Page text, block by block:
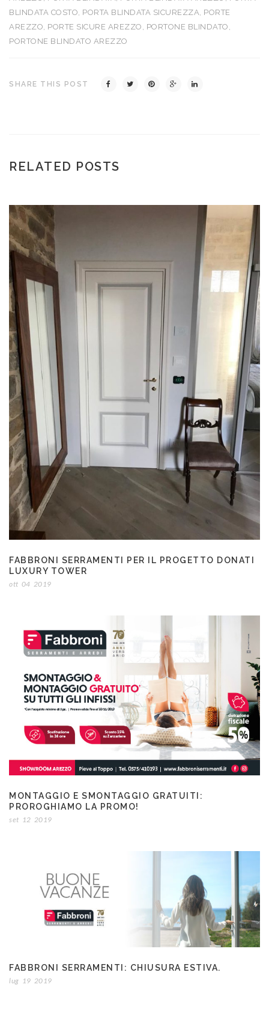
BLINDATA COSTO PORTA BLINDATA SICUREZZA PORTE
AREZZO PORTE SICURE AREZZO PORTONE BLINDATO
PORTONE BLINDATO AREZZO
SHARE THIS POST
RELATED POSTS
FABBRONI SERRAMENTI PER IL PROGETTO DONATI
LUXURY TOWER
ott 04 2019
MONTAGGIO E SMONTAGGIO GRATUITI:
PROROGHIAMO LA PROMO!
set 12 2019
FABBRONI SERRAMENTI: CHIUSURA ESTIVA.
lug 19 2019